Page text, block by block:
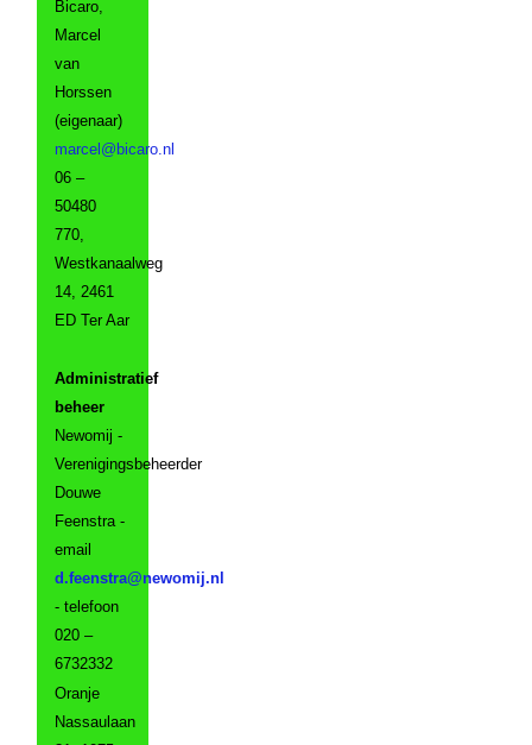
Bicaro,
Marcel
van
Horssen
(eigenaar)
06 –
50480
770,
Westkanaalweg
14, 2461
ED Ter Aar
Administratief
beheer
Newomij -
Verenigingsbeheerder
Douwe
Feenstra -
email
- telefoon
020 –
6732332
Oranje
Nassaulaan